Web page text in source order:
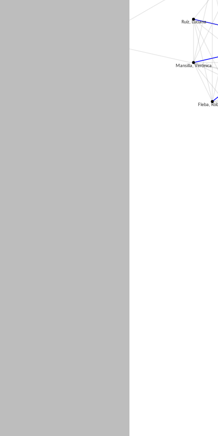
Fleba,
Mansilla, Verónica
Ruíz, Luciana